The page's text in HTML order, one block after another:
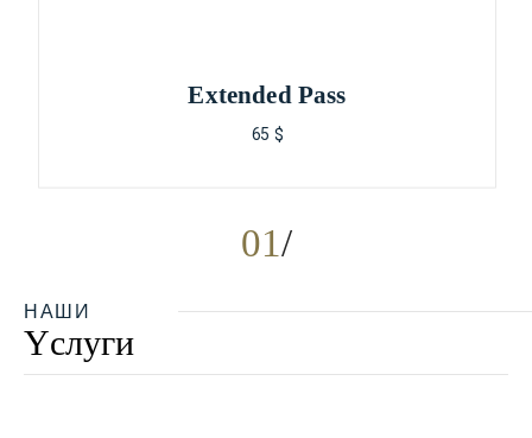
01
Extended Pass
65 $
НАШИ
Yслуги